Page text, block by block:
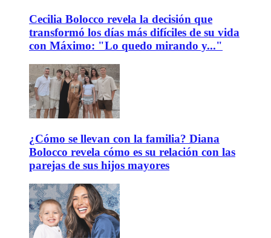
Cecilia Bolocco revela la decisión que
transformó los días más difíciles de su vida
con Máximo: "Lo quedo mirando y..."
¿Cómo se llevan con la familia? Diana
Bolocco revela cómo es su relación con las
parejas de sus hijos mayores